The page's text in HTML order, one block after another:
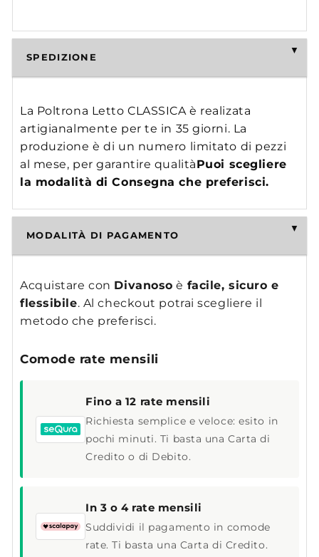
SPEDIZIONE
La Poltrona Letto CLASSICA è realizata
artigianalmente per te in 35 giorni. La
produzione è di un numero limitato di pezzi
al mese, per garantire qualitàPuoi scegliere
la modalità di Consegna che preferisci.
MODALITÀ DI PAGAMENTO
Acquistare con Divanoso è facile, sicuro e
flessibile. Al checkout potrai scegliere il
metodo che preferisci.
Comode rate mensili
Fino a 12 rate mensili
Richiesta semplice e veloce: esito in
pochi minuti. Ti basta una Carta di
Credito o di Debito.
In 3 o 4 rate mensili
Suddividi il pagamento in comode
rate. Ti basta una Carta di Credito.